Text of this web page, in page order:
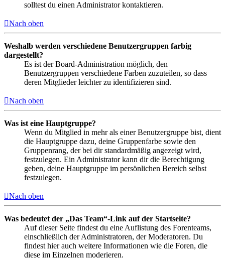
solltest du einen Administrator kontaktieren.
Nach oben
Weshalb werden verschiedene Benutzergruppen farbig
dargestellt?
Es ist der Board-Administration möglich, den
Benutzergruppen verschiedene Farben zuzuteilen, so dass
deren Mitglieder leichter zu identifizieren sind.
Nach oben
Was ist eine Hauptgruppe?
Wenn du Mitglied in mehr als einer Benutzergruppe bist, dient
die Hauptgruppe dazu, deine Gruppenfarbe sowie den
Gruppenrang, der bei dir standardmäßig angezeigt wird,
festzulegen. Ein Administrator kann dir die Berechtigung
geben, deine Hauptgruppe im persönlichen Bereich selbst
festzulegen.
Nach oben
Was bedeutet der „Das Team“-Link auf der Startseite?
Auf dieser Seite findest du eine Auflistung des Forenteams,
einschließlich der Administratoren, der Moderatoren. Du
findest hier auch weitere Informationen wie die Foren, die
diese im Einzelnen moderieren.